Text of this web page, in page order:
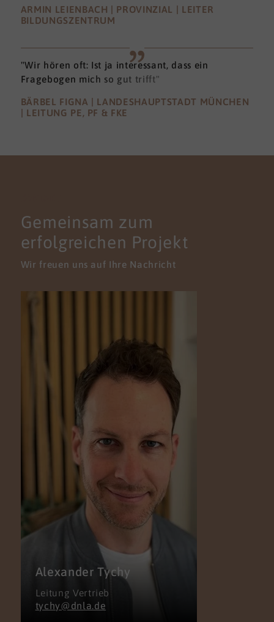
ARMIN LEIENBACH | PROVINZIAL | LEITER
BILDUNGSZENTRUM
"Wir hören oft: Ist ja interessant, dass ein
Fragebogen mich so gut trifft"
BÄRBEL FIGNA | LANDESHAUPTSTADT MÜNCHEN
| LEITUNG PE, PF & FKE
Gemeinsam zum
erfolgreichen Projekt
Wir freuen uns auf Ihre Nachricht
Alexander Tychy
Leitung Vertrieb
tychy@dnla.de